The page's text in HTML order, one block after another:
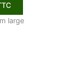
large